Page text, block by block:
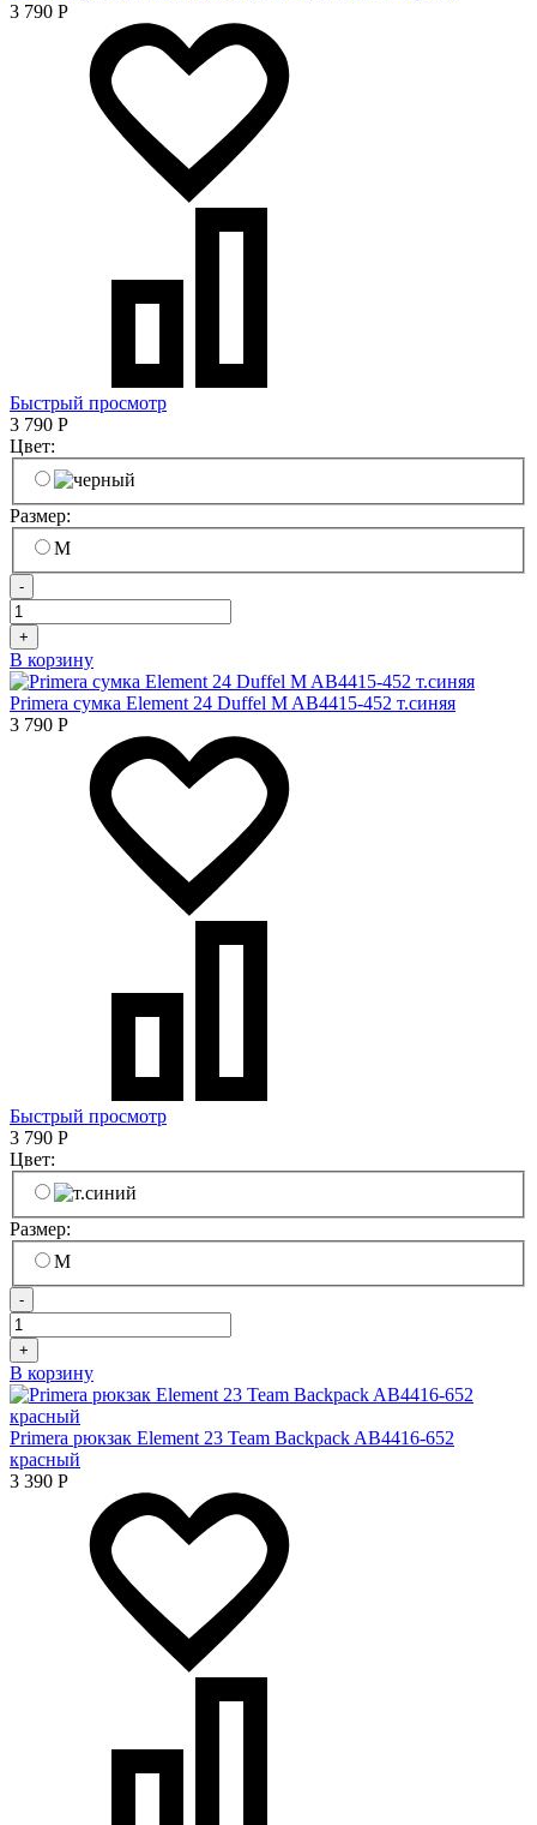
3 790 Р
Быстрый просмотр
3 790 Р
Цвет:
Размер:
M
-
+
В корзину
Primera сумка Element 24 Duffel M AB4415-452 т.синяя
3 790 Р
Быстрый просмотр
3 790 Р
Цвет:
Размер:
M
-
+
В корзину
Primera рюкзак Element 23 Team Backpack AB4416-652
красный
3 390 Р